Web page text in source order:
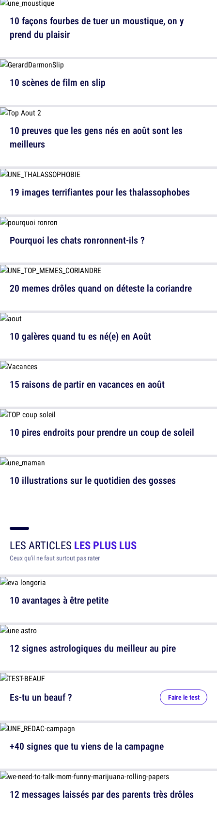
10 façons fourbes de tuer un moustique, on y
prend du plaisir
10 preuves que les gens nés en août sont les
meilleurs
Pourquoi les chats ronronnent-ils ?
10 galères quand tu es né(e) en Août
10 pires endroits pour prendre un coup de soleil
10 scènes de film en slip
19 images terrifiantes pour les thalassophobes
20 memes drôles quand on déteste la coriandre
15 raisons de partir en vacances en août
10 illustrations sur le quotidien des gosses
LES ARTICLES LES PLUS LUS
Ceux qu'il ne faut surtout pas rater
10 avantages à être petite
12 signes astrologiques du meilleur au pire
12 messages laissés par des parents très drôles
Es-tu un beauf ? Faire le test
+40 signes que tu viens de la campagne